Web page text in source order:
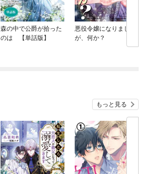
森の中で公爵が拾った
のは 【単話版】
悪役令嬢になりました
が、何か？
もっと見る